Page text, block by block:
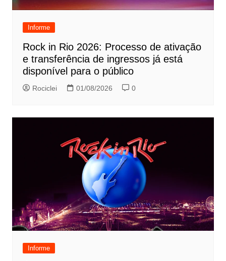
Informe
Rock in Rio 2026: Processo de ativação
e transferência de ingressos já está
disponível para o público
Rociclei 01/08/2026 0
Informe